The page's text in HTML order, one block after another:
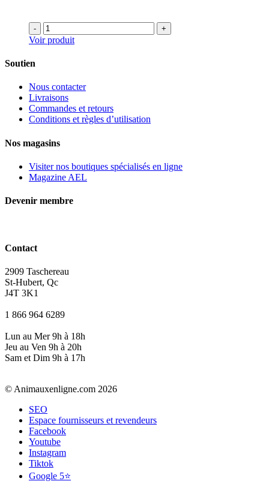
- +
Voir produit
Soutien
Nous contacter
Livraisons
Commandes et retours
Conditions et règles d’utilisation
Nos magasins
Visiter nos boutiques spécialisés en ligne
Magazine AEL
Devenir membre
Contact
2909 Taschereau
St-Hubert, Qc
J4T 3K1
1 866 964 6289
Lun au Mer 9h à 18h
Jeu au Ven 9h à 20h
Sam et Dim 9h à 17h
© Animauxenligne.com 2026
SEO
Espace fournisseurs et revendeurs
Facebook
Youtube
Instagram
Tiktok
Google 5⭐